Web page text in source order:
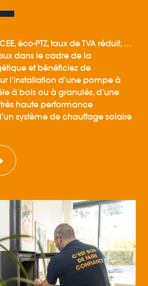
éco-PTZ, taux de TVA réduit, …
dans le cadre de la
et bénéficiez de
l’installation d’une pompe à
à bois ou à granulés, d’une
haute performance
système de chauffage solaire